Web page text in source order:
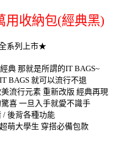
用收納包(經典黑)
系列上市★
典 那就是所謂的IT BAGS~
BAGS 就可以流行不退
流行元素 重新改版 經典再現
驚喜 一旦入手就愛不識手
/ 後背各種功能
萌大學生 穿搭必備包款